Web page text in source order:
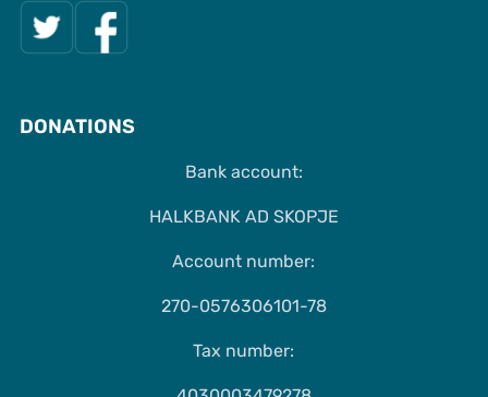
DONATIONS
Bank account:
HALKBANK AD SKOPJE
Account number:
270-0576306101-78
Tax number: